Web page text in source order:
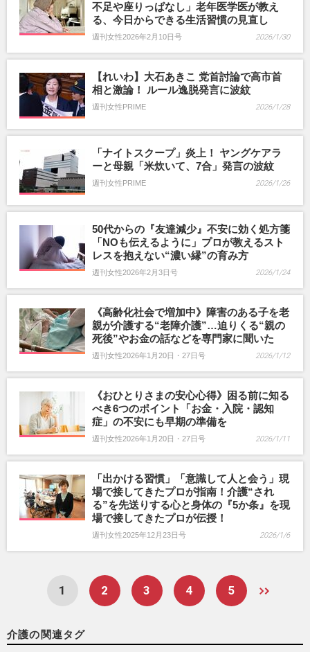
不足や座りっぱなし」老年医学医が教え
る、今日からできる生活習慣の見直し
週刊女性2026年2月10日号 2026/1/30
【れいわ】大石あきこ 党首討論で高市首
相と激論！ ルール逸脱発言に波紋
週刊女性PRIME 2026/1/28
「ナイトスクープ」炎上！ ヤングケアラ
ーと母親「米炊いて、7合」発言の波紋
週刊女性PRIME 2026/1/26
50代からの『友達減少』不安に効く処方箋
「NOも伝えるように」プロが教えるスト
レスを抱えない“濃い縁”の育み方
週刊女性2026年2月3日号 2026/1/24
《高齢化社会で増加中》障害のある子を老
親が介護する“老障介護”…迫りくる“親の
死後”やお金の話などを専門家に聞いた
週刊女性2026年1月20日・27日号 2026/1/12
《おひとりさまの安心心得》困る前に知る
べき6つのポイント「お金・入院・認知
症」の不安にも早期の準備を
週刊女性2026年1月20日・27日号 2026/1/11
「出かける習慣」「意識して人と会う」現
場で接してきたプロが指南！介護“され
る”を先送りする心と身体の『5か条』を現
場で接してきたプロが伝授！
週刊女性2025年12月23日号 2026/1/6
1 2 3 4 5
介護の関連タグ